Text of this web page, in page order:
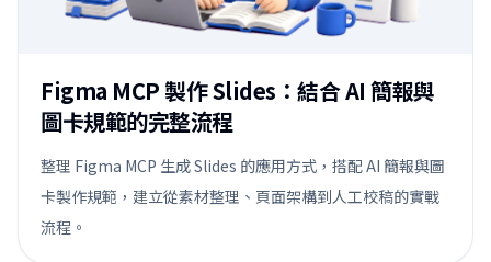
Figma MCP 製作 Slides：結合 AI 簡報與
圖卡規範的完整流程
整理 Figma MCP 生成 Slides 的應用方式，搭配 AI 簡報與圖
卡製作規範，建立從素材整理、頁面架構到人工校稿的實戰
流程。